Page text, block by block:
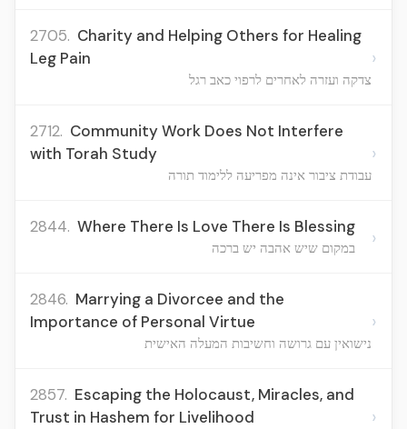
2705. Charity and Helping Others for Healing
Leg Pain
צדקה ועזרה לאחרים לרפוי כאב רגל
›
2712. Community Work Does Not Interfere
with Torah Study
עבודת ציבור אינה מפריעה ללימוד תורה
›
2844. Where There Is Love There Is Blessing
במקום שיש אהבה יש ברכה ›
2846. Marrying a Divorcee and the
Importance of Personal Virtue
נישואין עם גרושה וחשיבות המעלה האישית
›
2857. Escaping the Holocaust, Miracles, and
Trust in Hashem for Livelihood
›